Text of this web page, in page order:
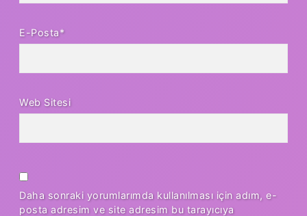
E-Posta*
Web Sitesi
Daha sonraki yorumlarımda kullanılması için adım, e-
posta adresim ve site adresim bu tarayıcıya